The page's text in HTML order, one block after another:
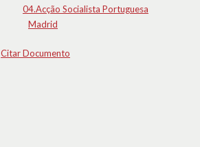
04.Acção Socialista Portuguesa
Madrid
Citar Documento